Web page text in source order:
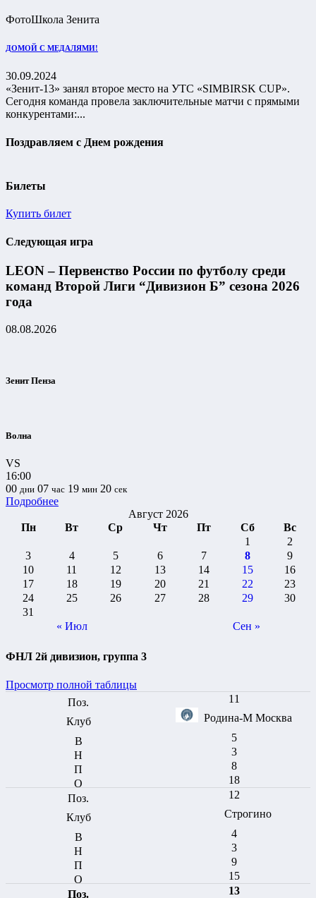
ФотоШкола Зенита
ДОМОЙ С МЕДАЛЯМИ!
30.09.2024
«Зенит-13» занял второе место на УТС «SIMBIRSK CUP».
Сегодня команда провела заключительные матчи с прямыми
конкурентами:...
Поздравляем с Днем рождения
Билеты
Купить билет
Следующая игра
LEON – Первенство России по футболу среди
команд Второй Лиги “Дивизион Б” сезона 2026
года
08.08.2026
Зенит Пенза
Волна
VS
16:00
00 дни 07 час 19 мин 20 сек
Подробнее
Август 2026
Пн
Вт Ср Чт Пт Сб Вс
« Июл Сен »
1
2
3
4 5 6 7 8
9
10
11 12 13 14 15
16
17
18 19 20 21 22
23
24
25 26 27 28 29
30
31
ФНЛ 2й дивизион, группа 3
Просмотр полной таблицы
11
Родина-М Москва
5
3
8
18
12
Строгино
4
3
9
15
13